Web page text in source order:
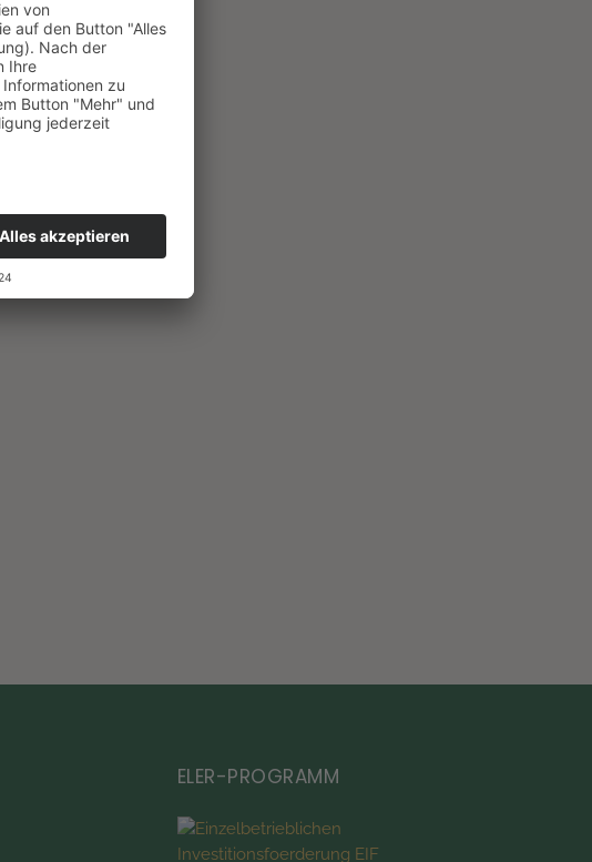
ELER-PROGRAMM